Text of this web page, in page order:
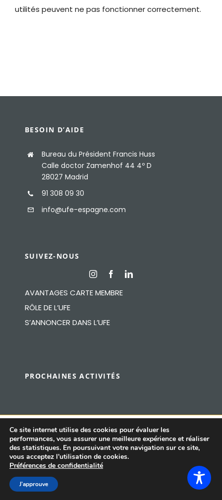
utilités peuvent ne pas fonctionner correctement.
BESOIN D’AIDE
Bureau du Président Francis Huss
Calle doctor Zamenhof 44 4º D
28027 Madrid
91 308 09 30
info@ufe-espagne.com
SUIVEZ-NOUS
AVANTAGES CARTE MEMBRE
RÔLE DE L’UFE
S’ANNONCER DANS L’UFE
PROCHAINES ACTIVITÉS
© UFE Espagne 2026, Créé parLVS2, Agence de
Marketing online et Compliance Technologique
Note légale
Ce site internet utilise des cookies pour évaluer les
performances, vous assurer une meilleure expérience et réaliser
des statistiques. En poursuivant votre navigation sur ce site,
vous acceptez l'utilisation de cookies.
Préférences de confidentialité
J’approuve